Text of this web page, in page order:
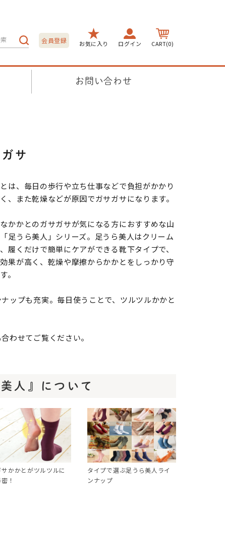
会員登録 お気に入り ログイン CART(0)
お問い合わせ
サ
は、毎日の歩行や立ち仕事などで負担がかかり
、また乾燥などが原因でガサガサになります。
かかとのガサガサが気になる方におすすめな山
足うら美人」シリーズ。足うら美人はクリーム
履くだけで簡単にケアができる靴下タイプで、
果が高く、乾燥や摩擦からかかとをしっかり守
。
ップも充実。毎日使うことで、ツルツルかかと
わせてご覧ください。
人』について
かかとがツルツルに
！
タイプで選ぶ足うら美人ライ
ンナップ